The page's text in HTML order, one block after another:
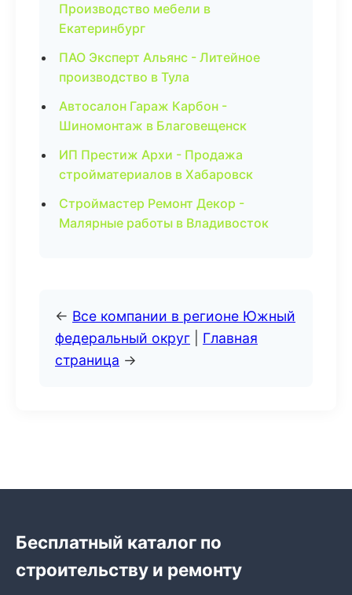
Производство мебели в
Екатеринбург
ПАО Эксперт Альянс - Литейное
производство в Тула
Автосалон Гараж Карбон -
Шиномонтаж в Благовещенск
ИП Престиж Архи - Продажа
стройматериалов в Хабаровск
Строймастер Ремонт Декор -
Малярные работы в Владивосток
← Все компании в регионе Южный
федеральный округ
Главная
страница →
Бесплатный каталог по
строительству и ремонту